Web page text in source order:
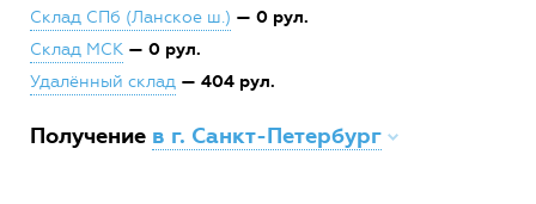
Склад СПб (Ланское ш.) — 0 рул.
Склад МСК — 0 рул.
Удалённый склад — 404 рул.
Получение в г. Санкт-Петербург